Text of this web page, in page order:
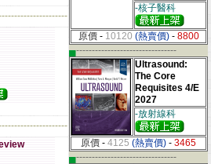
-核子醫科
原價 - 10120 (熱賣價) - 8800
▄--------------------------------
Ultrasound:
The Core
Requisites 4/E
2027
-放射線科
原價 - 4125 (熱賣價) - 3465
▄--------------------------------